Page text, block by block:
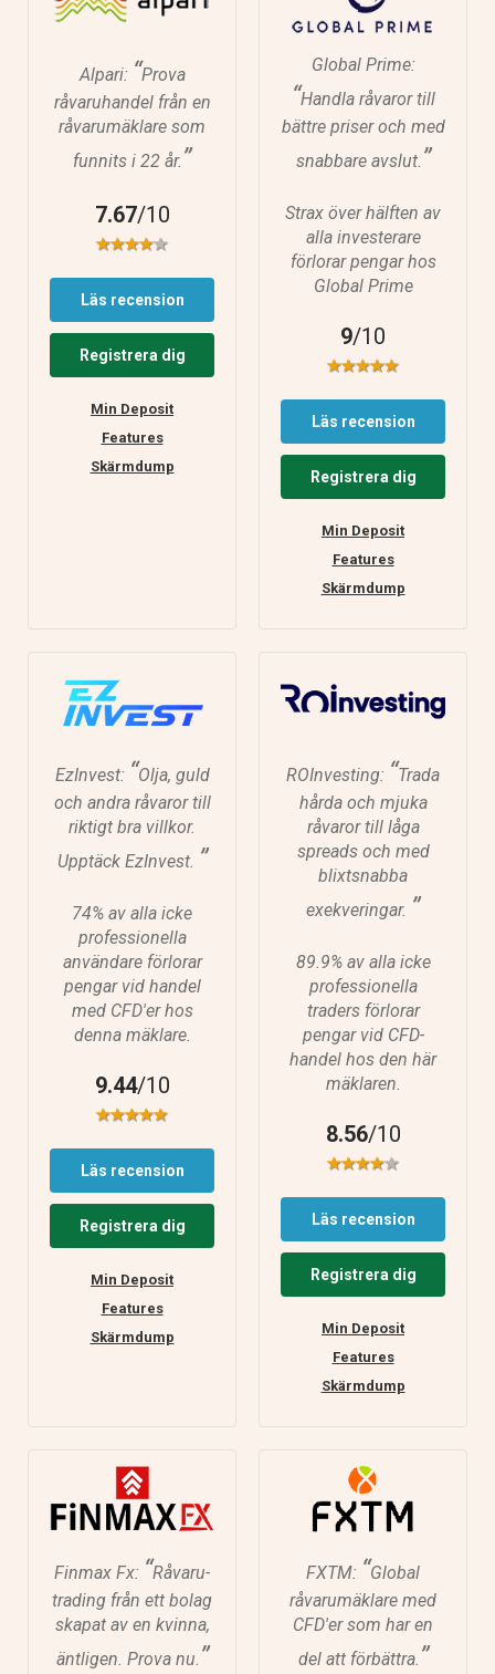
Alpari: “Prova
råvaruhandel från en
råvarumäklare som
funnits i 22 år. ”
7.67/10
Läs recension
Registrera dig
Min Deposit
Features
Skärmdump
Global Prime:
“Handla råvaror till
bättre priser och med
snabbare avslut. ”
Strax över hälften av
alla investerare
förlorar pengar hos
Global Prime
9/10
Läs recension
Registrera dig
Min Deposit
Features
Skärmdump
EzInvest: “Olja, guld
och andra råvaror till
riktigt bra villkor.
Upptäck EzInvest. ”
74% av alla icke
professionella
användare förlorar
pengar vid handel
med CFD'er hos
denna mäklare.
9.44/10
Läs recension
Registrera dig
Min Deposit
Features
Skärmdump
ROInvesting: “Trada
hårda och mjuka
råvaror till låga
spreads och med
blixtsnabba
exekveringar. ”
89.9% av alla icke
professionella
traders förlorar
pengar vid CFD-
handel hos den här
mäklaren.
8.56/10
Läs recension
Registrera dig
Min Deposit
Features
Skärmdump
Finmax Fx: “Råvaru-
trading från ett bolag
skapat av en kvinna,
äntligen. Prova nu. ”
FXTM: “Global
råvarumäklare med
CFD'er som har en
del att förbättra. ”